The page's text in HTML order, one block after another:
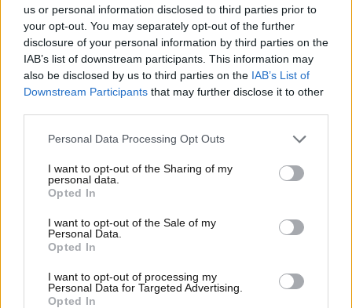
us or personal information disclosed to third parties prior to
your opt-out. You may separately opt-out of the further
disclosure of your personal information by third parties on the
IAB’s list of downstream participants. This information may
also be disclosed by us to third parties on the IAB’s List of
Downstream Participants that may further disclose it to other
Personal Data Processing Opt Outs
I want to opt-out of the Sharing of my
personal data.
Opted In
I want to opt-out of the Sale of my
Personal Data.
Opted In
I want to opt-out of processing my
Personal Data for Targeted Advertising.
Opted In
Visualizza questo post su Instagram